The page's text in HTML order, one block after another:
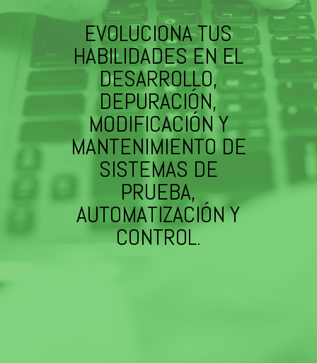
EVOLUCIONA TUS
HABILIDADES EN EL
DESARROLLO,
DEPURACIÓN,
MODIFICACIÓN Y
MANTENIMIENTO DE
SISTEMAS DE
PRUEBA,
AUTOMATIZACIÓN Y
CONTROL.